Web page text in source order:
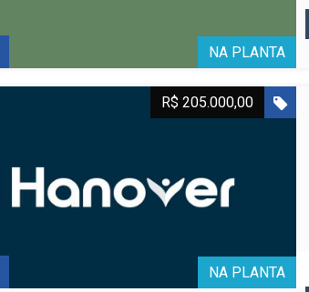
NA PLANTA
NA PLANTA
R$ 205.000,00